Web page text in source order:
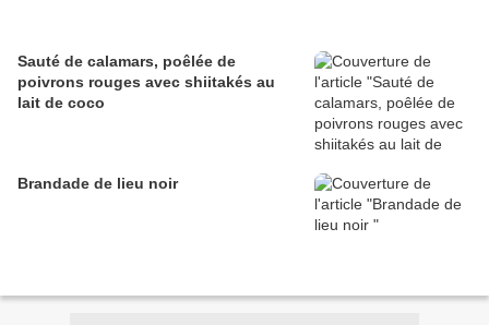
Sauté de calamars, poêlée de
poivrons rouges avec shiitakés au
lait de coco
Brandade de lieu noir